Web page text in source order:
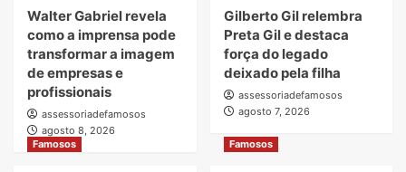
Walter Gabriel revela
como a imprensa pode
transformar a imagem
de empresas e
profissionais
assessoriadefamosos
agosto 8, 2026
Gilberto Gil relembra
Preta Gil e destaca
força do legado
deixado pela filha
assessoriadefamosos
agosto 7, 2026
Famosos Famosos